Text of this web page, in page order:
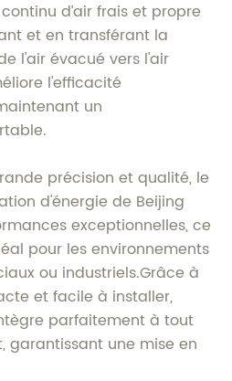
d’air frais et propre
et en transférant la
l'air évacué vers l'air
l'efficacité
un
précision et qualité, le
d'énergie de Beijing
exceptionnelles, ce
pour les environnements
ou industriels.Grâce à
et facile à installer,
parfaitement à tout
garantissant une mise en